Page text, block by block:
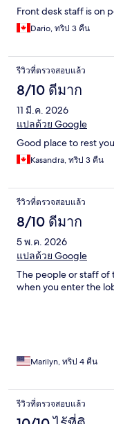
Front desk staff is on
Dario, ทริป 3 คืน
รีวิวที่ตรวจสอบแล้ว
8/10 ดีมาก
11 มี.ค. 2026
แปลด้วย Google
Good place to rest
Kasandra, ทริป 3 คืน
รีวิวที่ตรวจสอบแล้ว
8/10 ดีมาก
5 พ.ค. 2026
แปลด้วย Google
The people or staff of
when you enter the
Marilyn, ทริป 4 คืน
รีวิวที่ตรวจสอบแล้ว